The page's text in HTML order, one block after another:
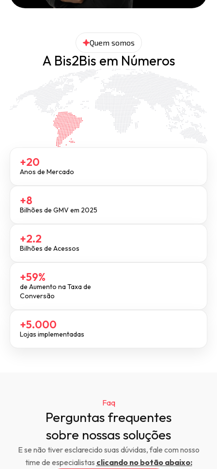
Quem somos
A Bis2Bis em Números
+20
Anos de Mercado
+8
Bilhões de GMV em 2025
+2.2
Bilhões de Acessos
+59%
de Aumento na Taxa de
Conversão
+5.000
Lojas implementadas
Faq
Perguntas frequentes
sobre nossas soluções
E se não tiver esclarecido suas dúvidas, fale com nosso
time de especialistas clicando no botão abaixo: